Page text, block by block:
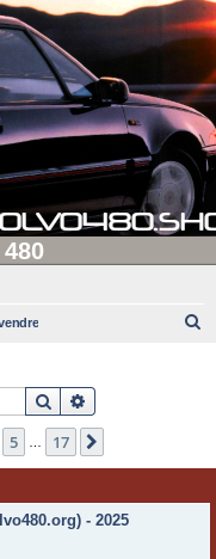
Rechercher
5 17
- 2025